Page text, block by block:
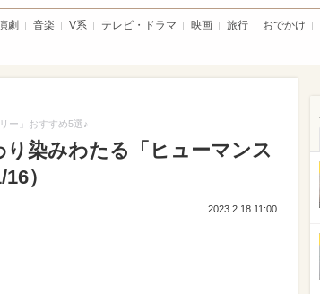
劇 音楽 V系 テレビ・ドラマ 映画 旅行 おでかけ
ー」おすすめ5選♪
り染みわたる「ヒューマンス
）
2023.2.18 11:00